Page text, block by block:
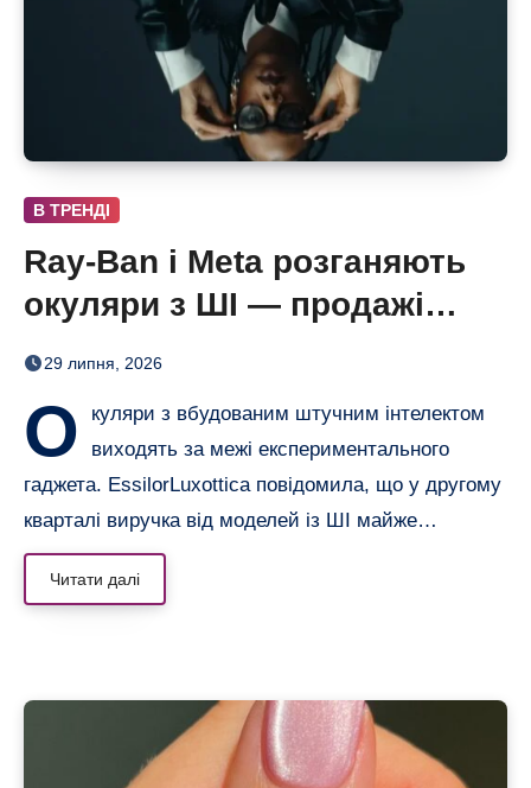
В ТРЕНДІ
Ray-Ban і Meta розганяють
окуляри з ШІ — продажі
майже подвоїлися
29 липня, 2026
О
куляри з вбудованим штучним інтелектом
виходять за межі експериментального
гаджета. EssilorLuxottica повідомила, що у другому
кварталі виручка від моделей із ШІ майже…
Читати далі